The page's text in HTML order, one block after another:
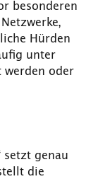
besonderen
Hürden
unter
werden oder
setzt genau
die